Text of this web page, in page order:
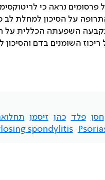
נראה כי
על הסיכון למחלת לב
השפעתה הכללית על
ריכוז השומנים בדם
חסן פלד כהן זיסמן
spondylitis